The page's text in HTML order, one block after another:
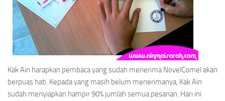
Kak Ain harapkan pembaca yang sudah menerima NovelComel akan
berpuas hati. Kepada yang masih belum menerimanya, Kak Ain
sudah menyiapkan hampir 90% jumlah semua pesanan. Hari ini